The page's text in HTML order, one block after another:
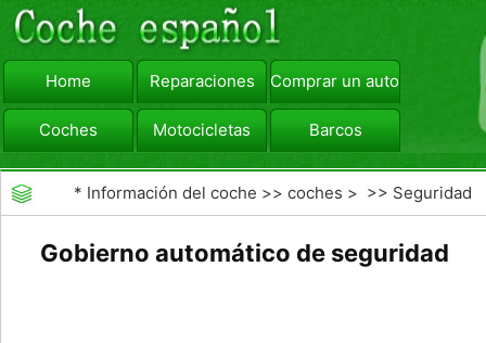
Home Reparaciones Comprar un automóvil
Coches Motocicletas Barcos
viajar Camiones
* Información del coche >>coches > >> Seguridad
Gobierno automático de seguridad